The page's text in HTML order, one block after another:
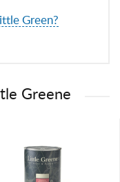
Green?
Greene